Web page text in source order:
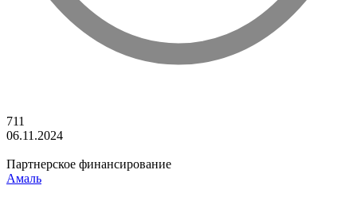
711
06.11.2024
Партнерское финансирование
Амаль